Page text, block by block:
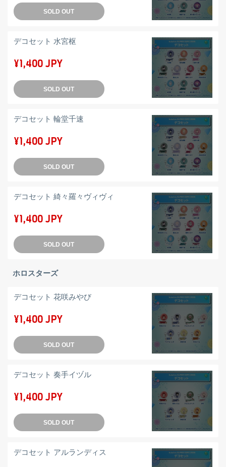
SOLD OUT
デコセット 水宮枢
¥1,400 JPY
SOLD OUT
デコセット 輪堂千速
¥1,400 JPY
SOLD OUT
デコセット 綺々羅々ヴィヴィ
¥1,400 JPY
SOLD OUT
ホロスターズ
デコセット 花咲みやび
¥1,400 JPY
SOLD OUT
デコセット 奏手イヅル
¥1,400 JPY
SOLD OUT
デコセット アルランディス